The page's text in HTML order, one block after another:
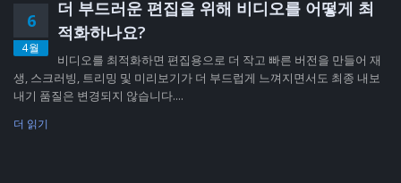
6
4월
더 부드러운 편집을 위해 비디오를 어떻게 최
적화하나요?
비디오를 최적화하면 편집용으로 더 작고 빠른 버전을 만들어 재
생, 스크러빙, 트리밍 및 미리보기가 더 부드럽게 느껴지면서도 최종 내보
내기 품질은 변경되지 않습니다....
더 읽기